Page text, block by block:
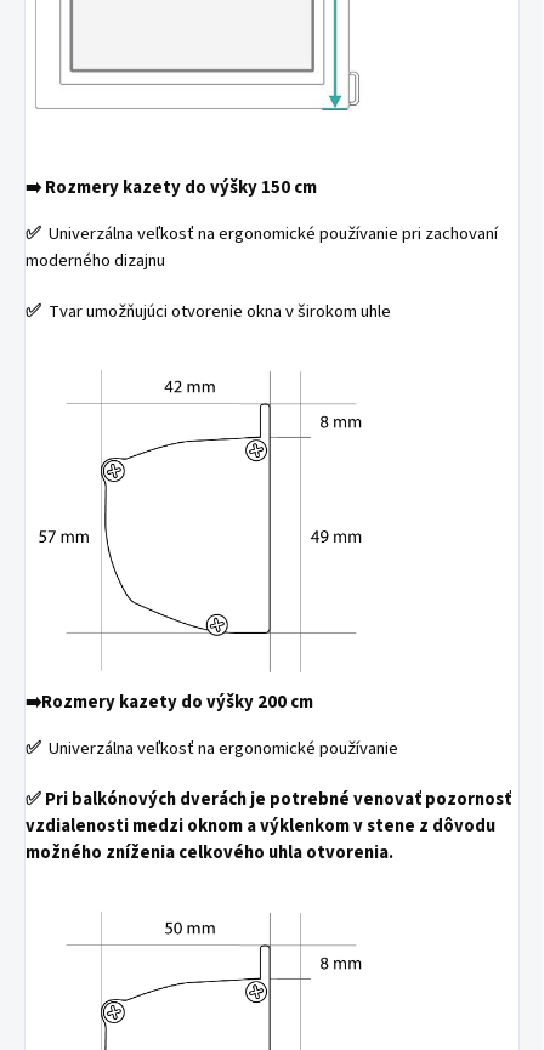
➡️Rozmery kazety do výšky 150 cm
✅ Univerzálna veľkosť na ergonomické používanie pri zachovaní
moderného dizajnu
✅ Tvar umožňujúci otvorenie okna v širokom uhle
➡️Rozmery kazety do výšky 200 cm
✅ Univerzálna veľkosť na ergonomické používanie
✅Pri balkónových dverách je potrebné venovať pozornosť
vzdialenosti medzi oknom a výklenkom v stene z dôvodu
možného zníženia celkového uhla otvorenia.